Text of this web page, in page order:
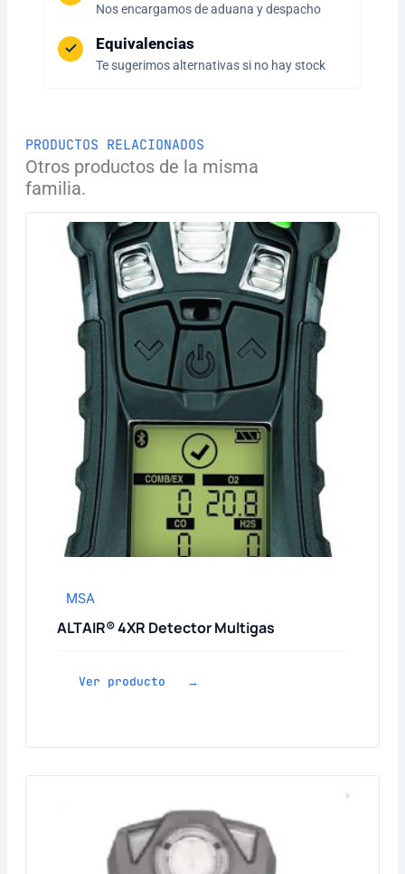
Nos encargamos de aduana y despacho
Equivalencias
Te sugerimos alternativas si no hay stock
PRODUCTOS RELACIONADOS
Otros productos de la misma
familia.
MSA
ALTAIR® 4XR Detector Multigas
Ver producto →